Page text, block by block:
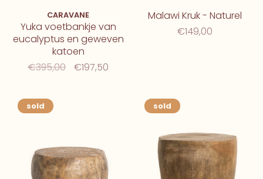
CARAVANE
Yuka voetbankje van
eucalyptus en geweven
katoen
€395,00
€197,50
Malawi Kruk - Naturel
€149,00
sold sold